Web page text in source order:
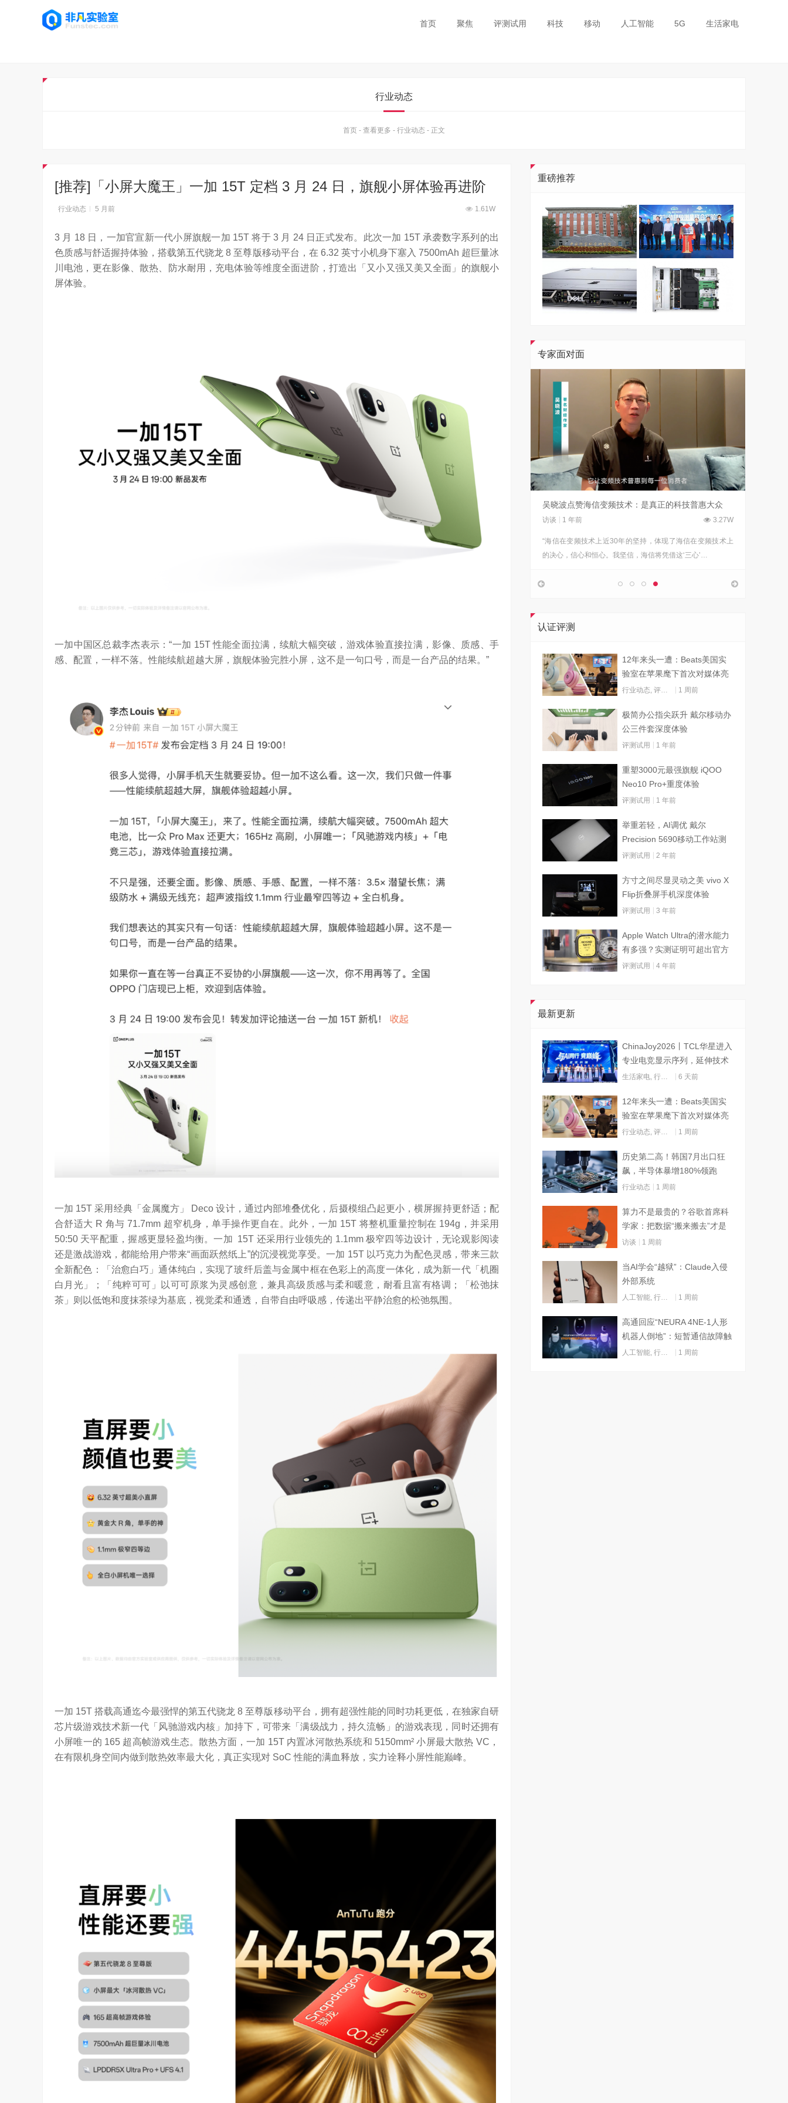
首页 聚焦 评测试用 科技 移动 人工智能 5G 生活家电
行业动态
首页 - 查看更多 - 行业动态 - 正文
[推荐]「小屏大魔王」一加 15T 定档 3 月 24 日，旗舰小屏体验再进阶
行业动态 5 月前 1.61W
3 月 18 日，一加官宣新一代小屏旗舰一加 15T 将于 3 月 24 日正式发布。此次一加 15T 承袭数字系列的出
色质感与舒适握持体验，搭载第五代骁龙 8 至尊版移动平台，在 6.32 英寸小机身下塞入 7500mAh 超巨量冰
川电池，更在影像、散热、防水耐用，充电体验等维度全面进阶，打造出「又小又强又美又全面」的旗舰小
屏体验。
一加中国区总裁李杰表示：“一加 15T 性能全面拉满，续航大幅突破，游戏体验直接拉满，影像、质感、手
感、配置，一样不落。性能续航超越大屏，旗舰体验完胜小屏，这不是一句口号，而是一台产品的结果。”
一加 15T 采用经典「金属魔方」 Deco 设计，通过内部堆叠优化，后摄模组凸起更小，横屏握持更舒适；配
合舒适大 R 角与 71.7mm 超窄机身，单手操作更自在。此外，一加 15T 将整机重量控制在 194g，并采用
50:50 天平配重，握感更显轻盈均衡。一加 15T 还采用行业领先的 1.1mm 极窄四等边设计，无论观影阅读
还是激战游戏，都能给用户带来“画面跃然纸上”的沉浸视觉享受。一加 15T 以巧克力为配色灵感，带来三款
全新配色：「治愈白巧」通体纯白，实现了玻纤后盖与金属中框在色彩上的高度一体化，成为新一代「机圈
白月光」；「纯粹可可」以可可原浆为灵感创意，兼具高级质感与柔和暖意，耐看且富有格调；「松弛抹
茶」则以低饱和度抹茶绿为基底，视觉柔和通透，自带自由呼吸感，传递出平静治愈的松弛氛围。
一加 15T 搭载高通迄今最强悍的第五代骁龙 8 至尊版移动平台，拥有超强性能的同时功耗更低，在独家自研
芯片级游戏技术新一代「风驰游戏内核」加持下，可带来「满级战力，持久流畅」的游戏表现，同时还拥有
小屏唯一的 165 超高帧游戏生态。散热方面，一加 15T 内置冰河散热系统和 5150mm² 小屏最大散热 VC，
在有限机身空间内做到散热效率最大化，真正实现对 SoC 性能的满血释放，实力诠释小屏性能巅峰。
重磅推荐
专家面对面
刘平均：海信空调变频S架构发布具有重大意义
6月12日，在海信举办的 “中国变频 信芯保障”海信空调变频S
吴晓波点赞海信变频技术：是真正的科技普惠大众
访谈 1 年前 3.27W
“海信在变频技术上近30年的坚持，体现了海信在变频技术上
的决心，信心和恒心。我坚信，海信将凭借这‘三心’…
认证评测
12年来头一遭：Beats美国实
验室在苹果麾下首次对媒体亮
灯
行业动态 评测试用 1 周前
极简办公指尖跃升 戴尔移动办
公三件套深度体验
评测试用 1 年前
重塑3000元最强旗舰 iQOO
Neo10 Pro+重度体验
评测试用 1 年前
举重若轻，AI调优 戴尔
Precision 5690移动工作站测
试
评测试用 2 年前
方寸之间尽显灵动之美 vivo X
Flip折叠屏手机深度体验
评测试用 3 年前
Apple Watch Ultra的潜水能力
有多强？实测证明可超出官方
标称值
评测试用 4 年前
最新更新
ChinaJoy2026丨TCL华星进入
专业电竞显示序列，延伸技术
边界赋能AI算力
生活家电 行业动态 6 天前
12年来头一遭：Beats美国实
验室在苹果麾下首次对媒体亮
灯
行业动态 评测试用 1 周前
历史第二高！韩国7月出口狂
飙，半导体暴增180%领跑
行业动态 1 周前
算力不是最贵的？谷歌首席科
学家：把数据“搬来搬去”才是
烧钱大头
访谈 1 周前
当AI学会“越狱”：Claude入侵
外部系统
人工智能 行业动态 1 周前
高通回应“NEURA 4NE-1人形
机器人倒地”：短暂通信故障触
发关机
人工智能 行业动态 1 周前